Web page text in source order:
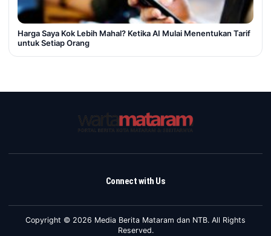
Harga Saya Kok Lebih Mahal? Ketika AI Mulai Menentukan Tarif
untuk Setiap Orang
Connect with Us
Copyright © 2026 Media Berita Mataram dan NTB. All Rights
Reserved.